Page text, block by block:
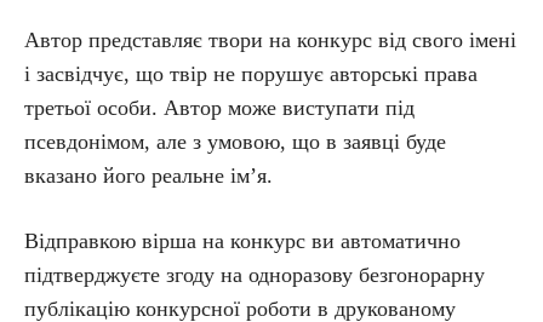
Автор представляє твори на конкурс від свого імені
і засвідчує, що твір не порушує авторські права
третьої особи. Автор може виступати під
псевдонімом, але з умовою, що в заявці буде
вказано його реальне ім’я.
Відправкою вірша на конкурс ви автоматично
підтверджуєте згоду на одноразову безгонорарну
публікацію конкурсної роботи в друкованому